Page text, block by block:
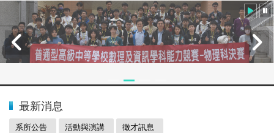
最新消息
系所公告 活動與演講 徵才訊息